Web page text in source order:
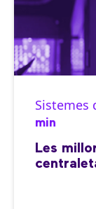
Sistemes
min
Les